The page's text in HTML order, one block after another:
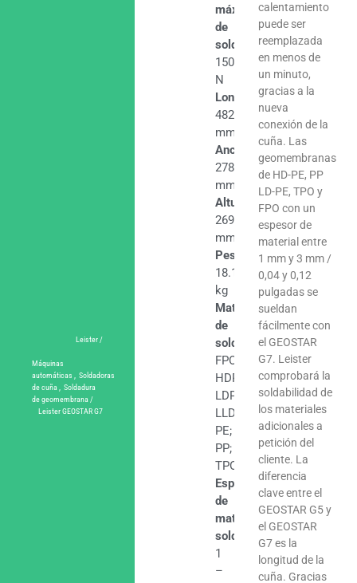
Leister /
Máquinas
automáticas
Soldadoras
de cuña
Soldadura
de geomembrana /
Leister GEOSTAR G7
máxima
de
soldadura
1500
N
Longitud
482
mm
Ancho
278
mm
Altura
269
mm
Peso
18.1
kg
Materiales
de
soldadura
FPO;
HDPE;
LDPE;
LLDPE;
PE;
PP;
TPO
Espesores
de
material
soldable
1
–
calentamiento
puede ser
reemplazada
en menos de
un minuto,
gracias a la
nueva
conexión de la
cuña. Las
geomembranas
de HD-PE, PP
LD-PE, TPO y
FPO con un
espesor de
material entre
1 mm y 3 mm /
0,04 y 0,12
pulgadas se
sueldan
fácilmente con
el GEOSTAR
G7. Leister
comprobará la
soldabilidad de
los materiales
adicionales a
petición del
cliente. La
diferencia
clave entre el
GEOSTAR G5 y
el GEOSTAR
G7 es la
longitud de la
cuña. Gracias